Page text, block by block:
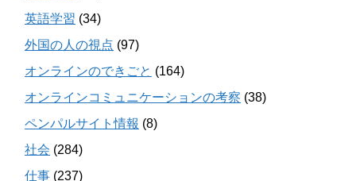
英語学習 (34)
外国の人の視点 (97)
オンラインのできごと (164)
オンラインコミュニケーションの考察 (38)
ペンパルサイト情報 (8)
社会 (284)
仕事 (237)